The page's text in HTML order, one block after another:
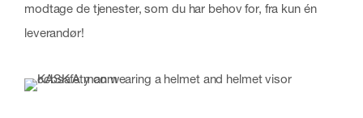
modtage de tjenester, som du har behov for, fra kun én
leverandør!